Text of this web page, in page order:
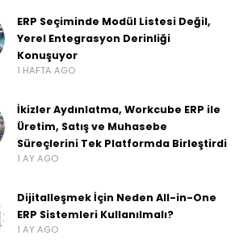
ERP Seçiminde Modül Listesi Değil,
Yerel Entegrasyon Derinliği
Konuşuyor
1 HAFTA AGO
İkizler Aydınlatma, Workcube ERP ile
Üretim, Satış ve Muhasebe
Süreçlerini Tek Platformda Birleştirdi
1 AY AGO
Dijitalleşmek İçin Neden All-in-One
ERP Sistemleri Kullanılmalı?
1 AY AGO